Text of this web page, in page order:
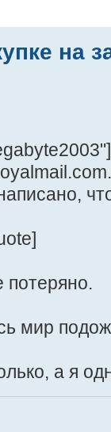
на
мир
а я